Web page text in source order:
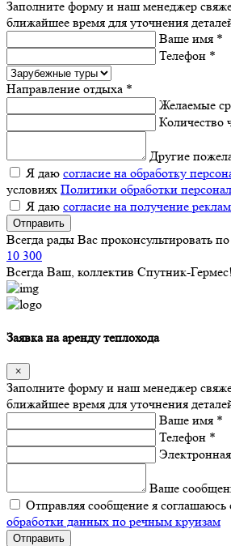
Заполните форму и наш менеджер
ближайшее время для уточнения
Ваше имя *
Телефон *
Направление отдыха *
Желаемые
Количество
Другие
Я даю согласие на обработку
условиях Политики обработки
Я даю согласие на получение
Отправить
Всегда рады Вас проконсультировать
10 300
Всегда Ваш, коллектив Спутник-Гермес!
Заявка на аренду теплохода
Заполните форму и наш менеджер
ближайшее время для уточнения
Ваше имя *
Телефон *
Ваше
Отправляя сообщение я соглашаюсь
обработки данных по речным круизам
Отправить